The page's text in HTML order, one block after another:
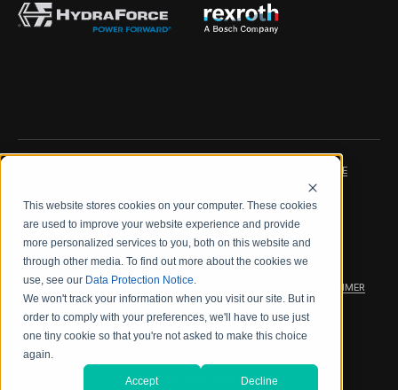
This website stores cookies on your computer. These cookies
are used to improve your website experience and provide
more personalized services to you, both on this website and
through other media. To find out more about the cookies we
use, see our Data Protection Notice.
We won't track your information when you visit our site. But in
order to comply with your preferences, we'll have to use just
one tiny cookie so that you're not asked to make this choice
again.
Accept Decline
DATA PROTECTION NOTICE
LEGAL NOTICE TERMS & CONDITIONS
QUALITY CERTIFICATIONS CODE OF CONDUCT
PRODUCT SECURITY WARRANTY/PRODUCT DISCLAIMER
WEB ACCESSIBILITY
2026 海德拉福斯公司